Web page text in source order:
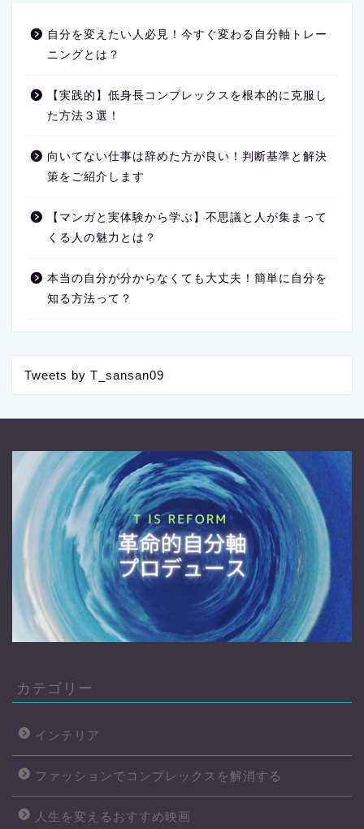
自分を変えたい人必見！今すぐ変わる自分軸トレー
ニングとは？
【実践的】低身長コンプレックスを根本的に克服し
た方法３選！
向いてない仕事は辞めた方が良い！判断基準と解決
策をご紹介します
【マンガと実体験から学ぶ】不思議と人が集まって
くる人の魅力とは？
本当の自分が分からなくても大丈夫！簡単に自分を
知る方法って？
Tweets by T_sansan09
カテゴリー
インテリア
ファッションでコンプレックスを解消する
人生を変えるおすすめ映画